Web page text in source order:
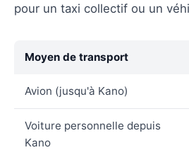
pour un taxi collectif ou un
Moyen de transport
Avion (jusqu'à Kano)
Voiture personnelle depuis
Kano